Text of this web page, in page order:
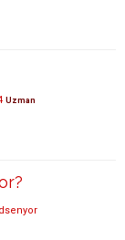
Uzman